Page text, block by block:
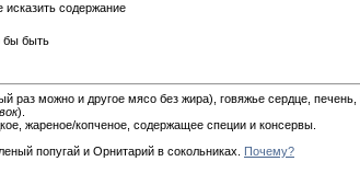
содержание
бы быть
раз можно и другое мясо без жира), говяжье сердце,
).
жареное/копченое, содержащее специи и консервы.
попугай и Орнитарий в сокольниках. Почему?